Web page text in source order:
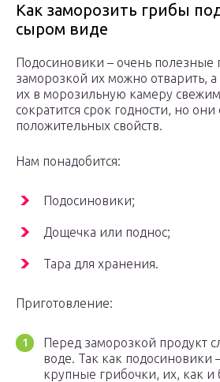
Как заморозить грибы
сыром виде
Подосиновики – очень полезные
заморозкой их можно отварить,
их в морозильную камеру
сократится срок годности, но
положительных свойств.
Нам понадобится:
Подосиновики;
Дощечка или поднос;
Тара для хранения.
Приготовление:
Перед заморозкой продукт
воде. Так как подосиновики
крупные грибочки, их, как